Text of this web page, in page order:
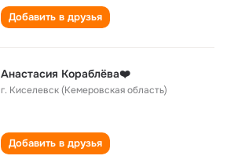
Добавить в друзья
Анастасия Кораблёва❤️
г. Киселевск (Кемеровская область)
Добавить в друзья